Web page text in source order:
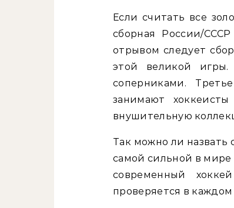
Если считать все
сборная России/
отрывом следует
этой великой
соперниками.
занимают
внушительную
Так можно ли назвать
самой сильной в мире
современный
проверяется в